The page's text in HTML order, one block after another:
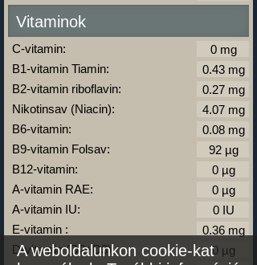
Vitaminok
C-vitamin:
B1-vitamin Tiamin:
B2-vitamin riboflavin:
Nikotinsav (Niacin):
B6-vitamin:
B9-vitamin Folsav:
B12-vitamin:
A-vitamin RAE:
A-vitamin IU:
E-vitamin :
D-vitamin (D2+D3):
A weboldalunkon cookie-kat